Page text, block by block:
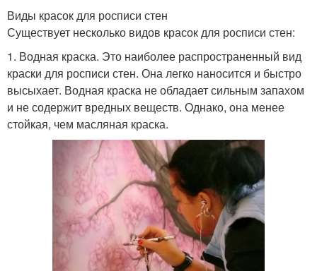
Виды красок для росписи стен
Существует несколько видов красок для росписи стен:
1. Водная краска. Это наиболее распространенный вид
краски для росписи стен. Она легко наносится и быстро
высыхает. Водная краска не обладает сильным запахом
и не содержит вредных веществ. Однако, она менее
стойкая, чем масляная краска.